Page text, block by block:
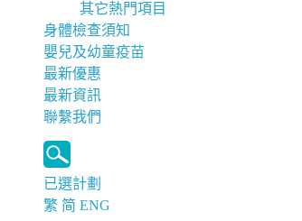
其它熱門項目
身體檢查須知
嬰兒及幼童疫苗
最新優惠
最新資訊
聯繫我們
已選計劃
繁 简 ENG